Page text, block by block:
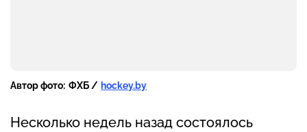
Автор фото: ФХБ / hockey.by
Несколько недель назад состоялось